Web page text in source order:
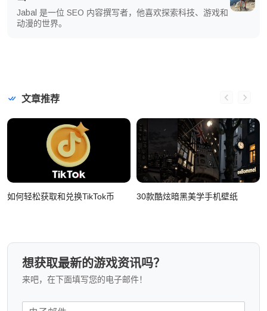
Jabal 是一位 SEO 内容撰写者，他喜欢探索科技、游戏和
动漫的世界。
文章推荐
如何轻松获取和兑换TikTok币 30款酷炫暗黑美学手机壁纸
想获取最新的游戏资讯吗？
来吧，在下面填写您的电子邮件！